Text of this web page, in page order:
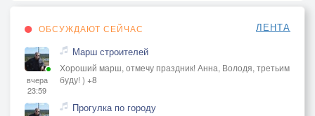
ОБСУЖДАЮТ СЕЙЧАС ЛЕНТА
вчера
23:59
Марш строителей
Хороший марш, отмечу праздник! Анна, Володя, третьим
буду! ) +8
Прогулка по городу